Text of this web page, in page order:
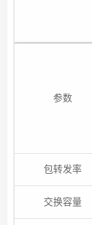
参数
包转发率
交换容量